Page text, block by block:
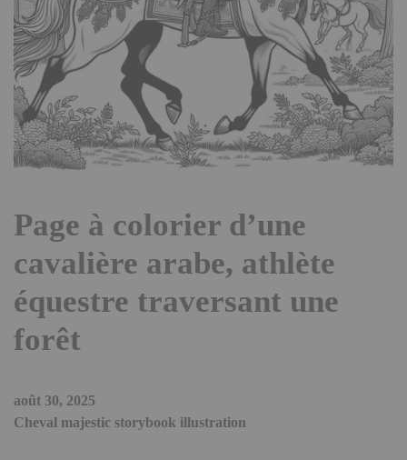
Page à colorier d’une
cavalière arabe, athlète
équestre traversant une
forêt
août 30, 2025
Cheval majestic storybook illustration